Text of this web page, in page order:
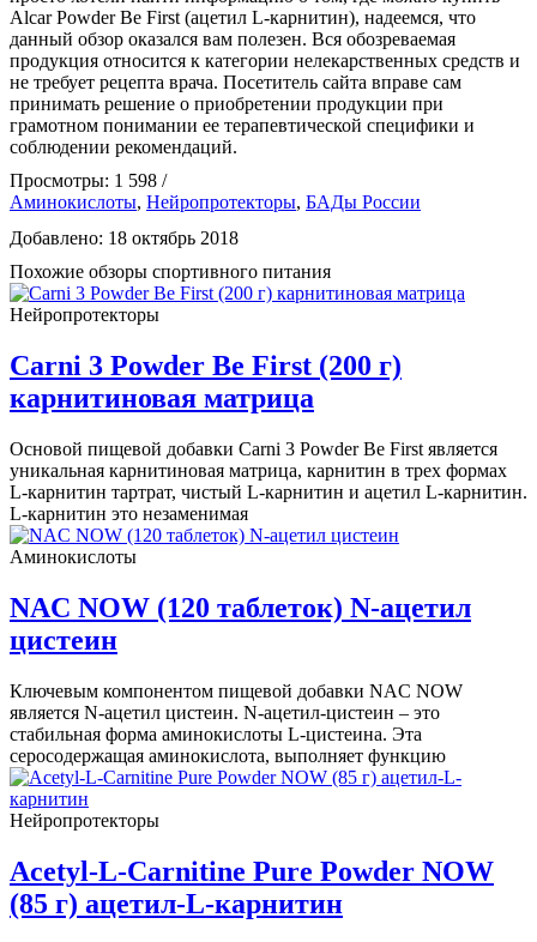
Alcar Powder Be First (ацетил L-карнитин), надеемся, что
данный обзор оказался вам полезен. Вся обозреваемая
продукция относится к категории нелекарственных средств и
не требует рецепта врача. Посетитель сайта вправе сам
принимать решение о приобретении продукции при
грамотном понимании ее терапевтической специфики и
соблюдении рекомендаций.
Просмотры: 1 598 /
Аминокислоты, Нейропротекторы, БАДы России
Добавлено: 18 октябрь 2018
Похожие обзоры спортивного питания
Нейропротекторы
Carni 3 Powder Be First (200 г)
карнитиновая матрица
Основой пищевой добавки Carni 3 Powder Be First является
уникальная карнитиновая матрица, карнитин в трех формах
L-карнитин тартрат, чистый L-карнитин и ацетил L-карнитин.
L-карнитин это незаменимая
Аминокислоты
NAC NOW (120 таблеток) N-ацетил
цистеин
Ключевым компонентом пищевой добавки NAC NOW
является N-ацетил цистеин. N-ацетил-цистеин – это
стабильная форма аминокислоты L-цистеина. Эта
серосодержащая аминокислота, выполняет функцию
Нейропротекторы
Acetyl-L-Carnitine Pure Powder NOW
(85 г) ацетил-L-карнитин